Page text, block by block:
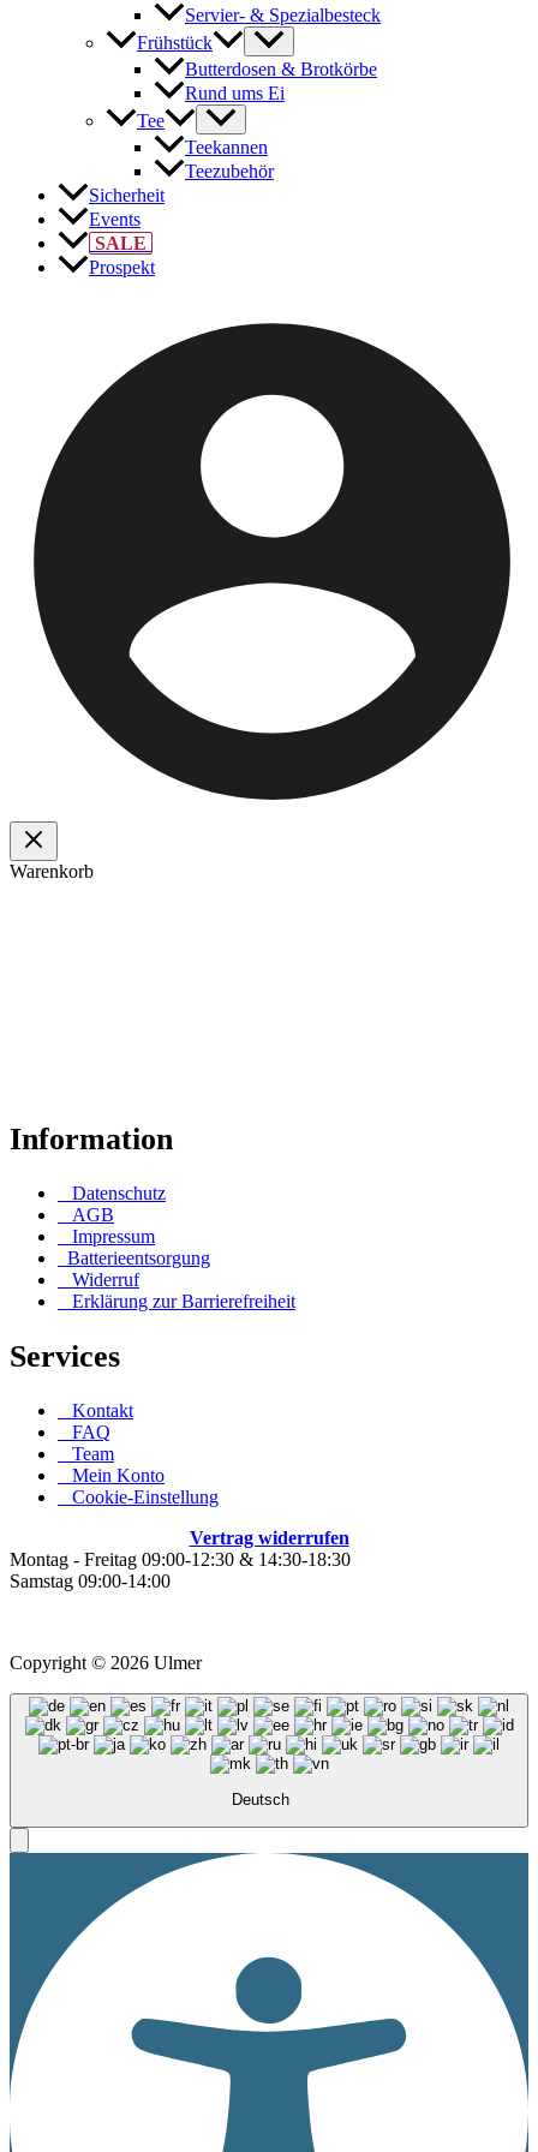
Servier- & Spezialbesteck
Frühstück
Butterdosen & Brotkörbe
Rund ums Ei
Tee
Teekannen
Teezubehör
Sicherheit
Events
SALE
Prospekt
Warenkorb
Information
Datenschutz
AGB
Impressum
Batterieentsorgung
Widerruf
Erklärung zur Barrierefreiheit
Services
Kontakt
FAQ
Team
Mein Konto
Cookie-Einstellung
Vertrag widerrufen
Montag - Freitag 09:00-12:30 & 14:30-18:30
Samstag 09:00-14:00
Copyright © 2026 Ulmer
Deutsch